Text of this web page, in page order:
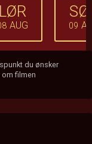
LØR
AUG 09
du ønsker
filmen